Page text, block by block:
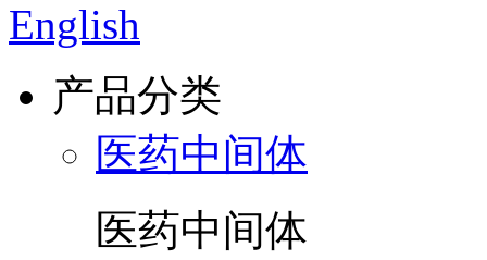
English
产品分类
医药中间体
医药中间体